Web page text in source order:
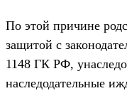
По этой причине
защитой с
1148 ГК РФ,
наследодательные